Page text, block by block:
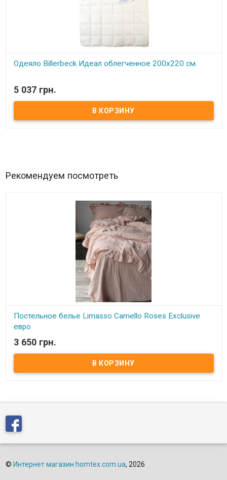
Одеяло Billerbeck Идеал облегченное 200x220 см.
100% хлопок, гладкокрашеный. Наполнитель: альпийская
чесаная овечья шерсть. Производитель: Billerbeck (Украина-
5 037 грн.
Рекомендуем посмотреть
Постельное белье Limasso Camello Roses Exclusive
евро
В наличии
Двуспальный евро комплект постельного белья Limasso
Exclusive с рюшами Пододеяльник: 200х220 +10 см.(1 шт.) с
застежкой на пуговицах. Простынь: 240х260 см. Наволочки:
усадка с приобретением слегка жатого эффекта. Этот метод
Ткань прочная и легкая, не садится, не деформируется и не
требует глажки.
3 650 грн.
© Интернет магазин homtex.com.ua, 2026